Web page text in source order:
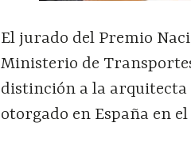
El jurado del Premio
Ministerio de
distinción a la arquitecta
otorgado en España en